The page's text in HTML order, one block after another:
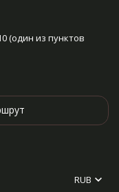
(один из пунктов
RUB